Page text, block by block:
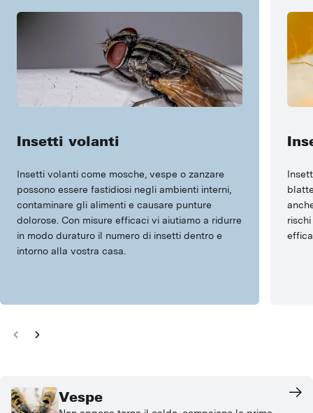
Insetti volanti
Insetti volanti come mosche, vespe o zanzare
possono essere fastidiosi negli ambienti interni,
contaminare gli alimenti e causare punture
dolorose. Con misure efficaci vi aiutiamo a ridurre
in modo duraturo il numero di insetti dentro e
intorno alla vostra casa.
Vespe